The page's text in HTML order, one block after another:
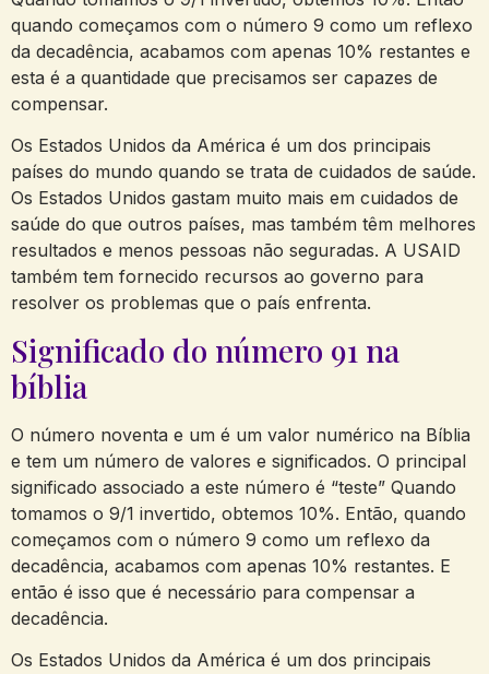
quando começamos com o número 9 como um reflexo
da decadência, acabamos com apenas 10% restantes e
esta é a quantidade que precisamos ser capazes de
compensar.
Os Estados Unidos da América é um dos principais
países do mundo quando se trata de cuidados de saúde.
Os Estados Unidos gastam muito mais em cuidados de
saúde do que outros países, mas também têm melhores
resultados e menos pessoas não seguradas. A USAID
também tem fornecido recursos ao governo para
resolver os problemas que o país enfrenta.
Significado do número 91 na
bíblia
O número noventa e um é um valor numérico na Bíblia
e tem um número de valores e significados. O principal
significado associado a este número é “teste” Quando
tomamos o 9/1 invertido, obtemos 10%. Então, quando
começamos com o número 9 como um reflexo da
decadência, acabamos com apenas 10% restantes. E
então é isso que é necessário para compensar a
decadência.
Os Estados Unidos da América é um dos principais